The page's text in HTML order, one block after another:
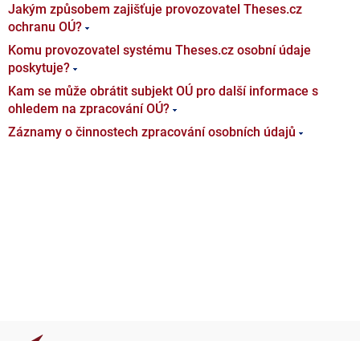
Jakým způsobem zajišťuje provozovatel Theses.cz
ochranu OÚ?
Komu provozovatel systému Theses.cz osobní údaje
poskytuje?
Kam se může obrátit subjekt OÚ pro další informace s
ohledem na zpracování OÚ?
Záznamy o činnostech zpracování osobních údajů